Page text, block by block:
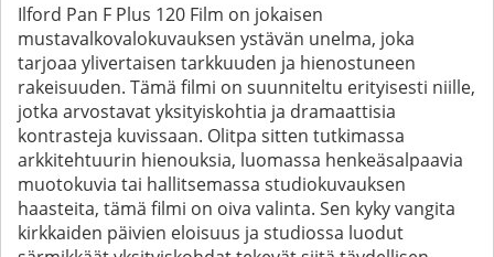
Ilford Pan F Plus 120 Film on jokaisen
mustavalkovalokuvauksen ystävän unelma, joka
tarjoaa ylivertaisen tarkkuuden ja hienostuneen
rakeisuuden. Tämä filmi on suunniteltu erityisesti niille,
jotka arvostavat yksityiskohtia ja dramaattisia
kontrasteja kuvissaan. Olitpa sitten tutkimassa
arkkitehtuurin hienouksia, luomassa henkeäsalpaavia
muotokuvia tai hallitsemassa studiokuvauksen
haasteita, tämä filmi on oiva valinta. Sen kyky vangita
kirkkaiden päivien eloisuus ja studiossa luodut